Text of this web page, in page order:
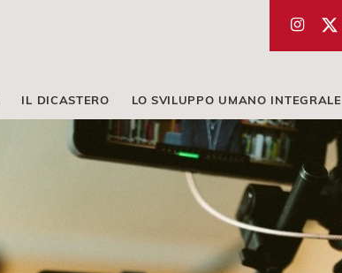
IL DICASTERO LO SVILUPPO UMANO INTEGRALE